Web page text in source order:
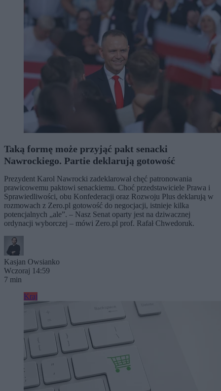
Taką formę może przyjąć pakt senacki
Nawrockiego. Partie deklarują gotowość
Prezydent Karol Nawrocki zadeklarował chęć patronowania
prawicowemu paktowi senackiemu. Choć przedstawiciele Prawa i
Sprawiedliwości, obu Konfederacji oraz Rozwoju Plus deklarują w
rozmowach z Zero.pl gotowość do negocjacji, istnieje kilka
potencjalnych „ale”. – Nasz Senat oparty jest na dziwacznej
ordynacji wyborczej – mówi Zero.pl prof. Rafał Chwedoruk.
Kasjan Owsianko
Wczoraj 14:59
7 min
Kraj